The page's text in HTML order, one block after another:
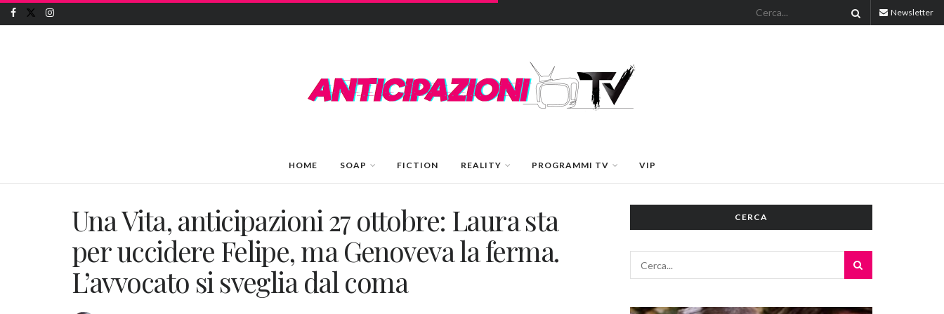
Newsletter
HOME SOAP FICTION REALITY PROGRAMMI TV VIP
Una Vita, anticipazioni 27 ottobre: Laura sta
per uccidere Felipe, ma Genoveva la ferma.
L’avvocato si sveglia dal coma
CERCA